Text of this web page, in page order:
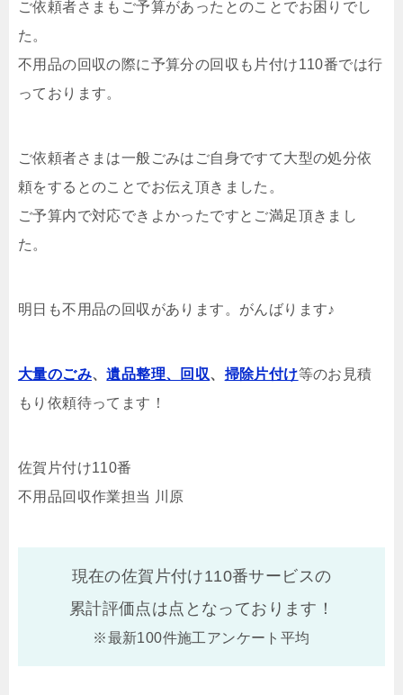
ご依頼者さまもご予算があったとのことでお困りでし
た。
不用品の回収の際に予算分の回収も片付け110番では行
っております。
ご依頼者さまは一般ごみはご自身ですて大型の処分依
頼をするとのことでお伝え頂きました。
ご予算内で対応できよかったですとご満足頂きまし
た。
明日も不用品の回収があります。がんばります♪
大量のごみ、遺品整理、回収、 掃除片付け等のお見積
もり依頼待ってます！
佐賀片付け110番
不用品回収作業担当 川原
現在の佐賀片付け110番サービスの
累計評価点は点となっております！
※最新100件施工アンケート平均